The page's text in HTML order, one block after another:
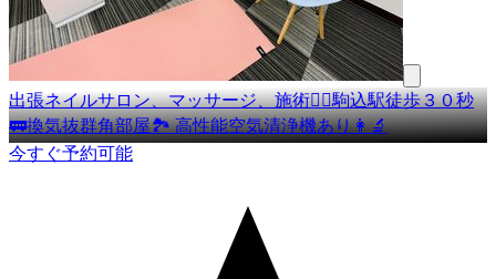
出張ネイルサロン、マッサージ、施術🧘‍♀️駒込駅徒歩３０秒
🚃換気抜群角部屋🏞 高性能空気清浄機あり👩‍🔬
今すぐ予約可能